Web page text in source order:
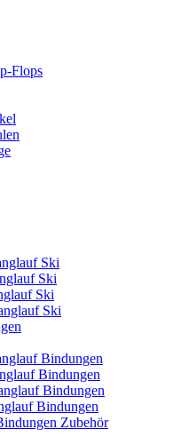
Flops
Ski
Ski
Ski
Ski
Bindungen
Bindungen
Bindungen
Bindungen
Zubehör